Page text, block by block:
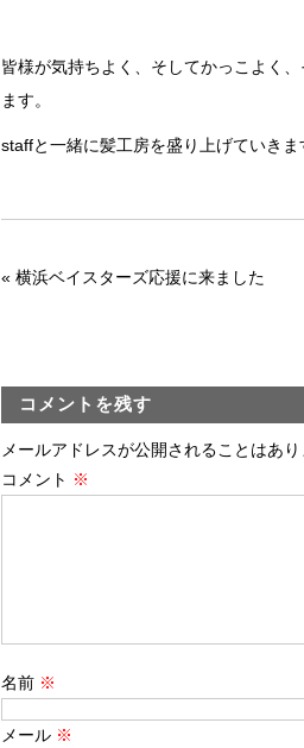
皆様が気持ちよく、そしてかっこよく
ます。
staffと一緒に髪工房を盛り上げていきま
« 横浜ベイスターズ応援に来ました
コメントを残す
メールアドレスが公開されることはあり
コメント ※
名前 ※
メール ※